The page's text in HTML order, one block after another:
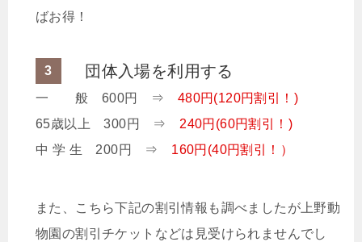
ばお得！
位 団体入場を利用する
一 般 600円 ⇒ 480円(120円割引！)
65歳以上 300円 ⇒ 240円(60円割引！)
中 学 生 200円 ⇒ 160円(40円割引！）
また、こちら下記の割引情報も調べましたが 上野動
物園の割引チケットなどは見受けられませんでし